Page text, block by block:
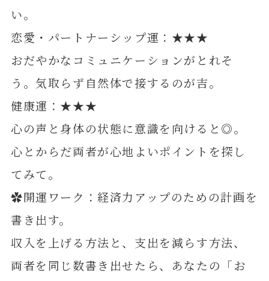
い。
恋愛・パートナーシップ運：★★★
おだやかなコミュニケーションがとれそ
う。気取らず自然体で接するのが吉。
健康運：★★★
心の声と身体の状態に意識を向けると◎。
心とからだ両者が心地よいポイントを探し
てみて。
✿開運ワーク：経済力アップのための計画を
書き出す。
収入を上げる方法と、支出を減らす方法、
両者を同じ数書き出せたら、あなたの「お